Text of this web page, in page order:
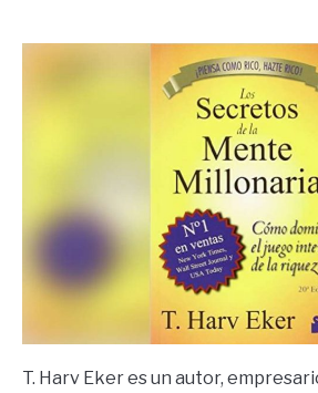
T. Harv Eker es un autor,